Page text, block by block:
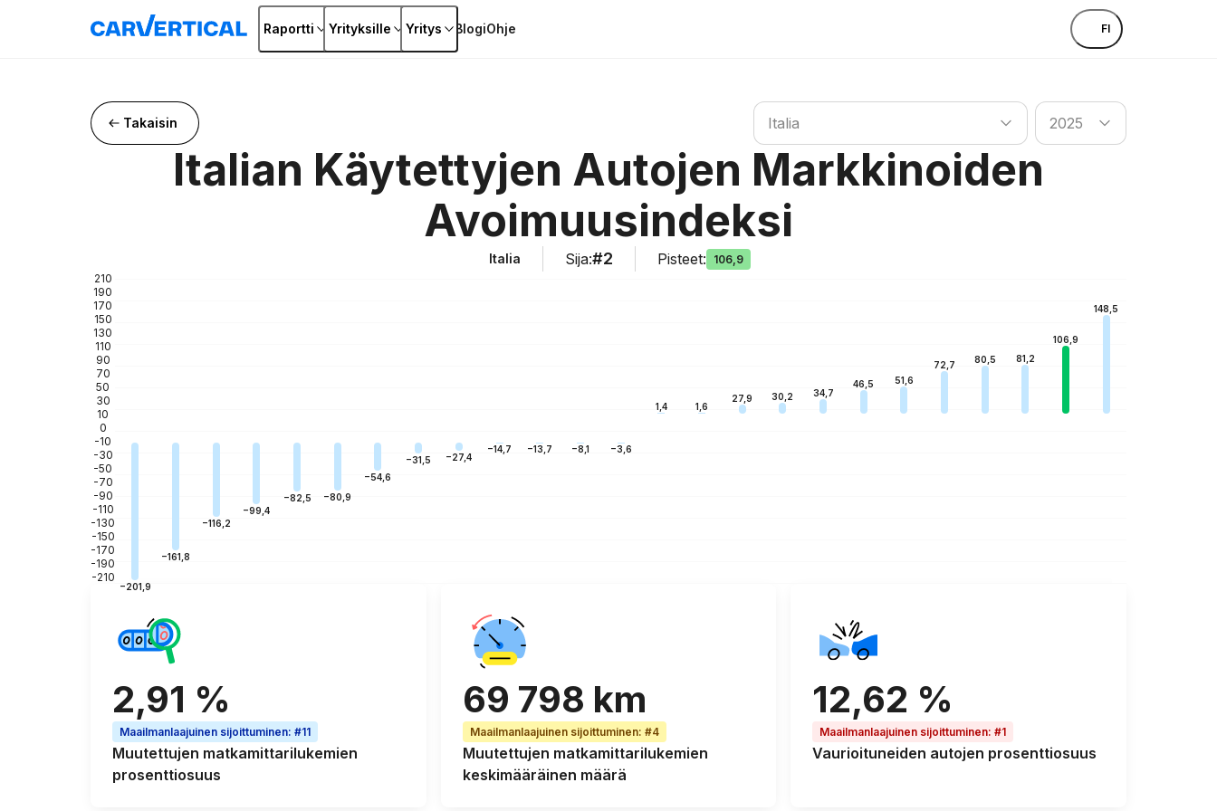
Raportti Yrityksille Yritys BlogiOhje FI
Takaisin
Etsi maa
Italia
Etsi maa
2025
Italian Käytettyjen Autojen Markkinoiden
Avoimuusindeksi
Italia Sija:#2 Pisteet:
106,9
210
190
170
150
130
110
90
70
50
30
10
0
-10
-30
-50
-70
-90
-110
-130
-150
-170
-190
-210
−201,9
−161,8
−116,2
−99,4
−82,5 −80,9
−54,6
−31,5 −27,4
−14,7 −13,7 −8,1 −3,6
1,4 1,6
27,9 30,2 34,7
46,5 51,6
72,7
80,5 81,2
106,9
148,5
2,91 %
Maailmanlaajuinen sijoittuminen: #11
Muutettujen matkamittarilukemien
prosenttiosuus
69 798 km
Maailmanlaajuinen sijoittuminen: #4
Muutettujen matkamittarilukemien
keskimääräinen määrä
12,62 %
Maailmanlaajuinen sijoittuminen:#1
Vaurioituneiden autojen prosenttiosuus